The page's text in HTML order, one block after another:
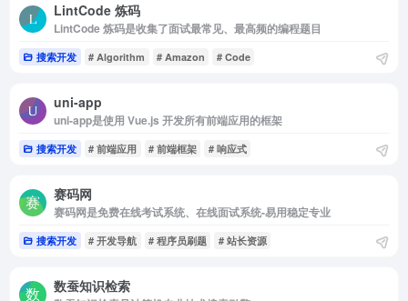
LintCode 炼码
LintCode 炼码是收集了面试最常见、最高频的编程题目
搜索开发 # Algorithm # Amazon # Code
uni-app
uni-app是使用 Vue.js 开发所有前端应用的框架
搜索开发 # 前端应用 # 前端框架 # 响应式
赛码网
赛码网是免费在线考试系统、在线面试系统-易用稳定专业
搜索开发 # 开发导航 # 程序员刷题 # 站长资源
数蚕知识检索